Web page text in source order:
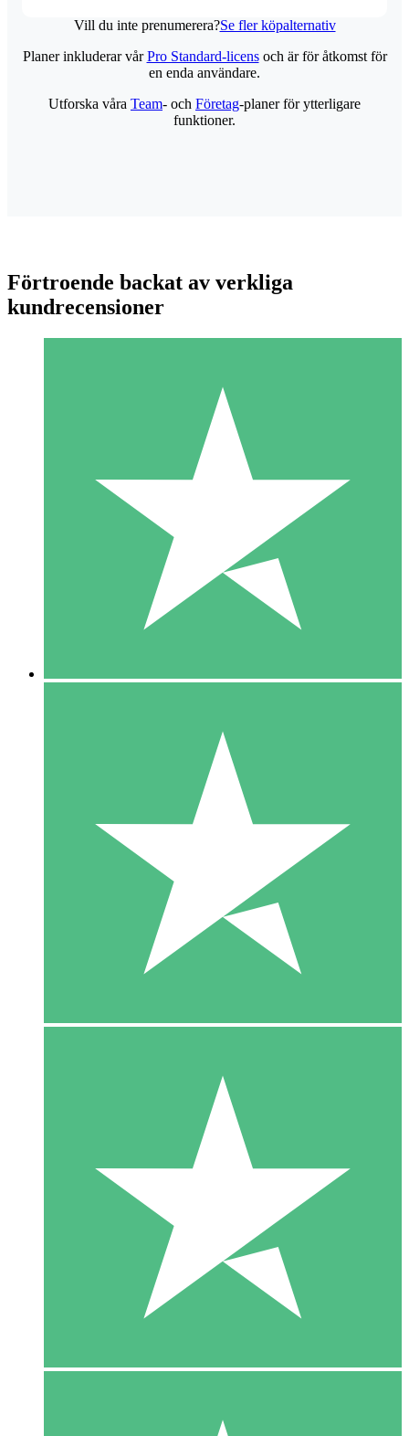
Vill du inte prenumerera?Se fler köpalternativ
Individuella Kreditpaket
Betala per användning med nedladdningskrediter. Inget
1 Nedladdningar
10 00
10 Nedladdningar
20 00
Planer inkluderar vårPro Standard-licensoch är för åtkomst för
en enda användare.
Utforska våra Team- och Företag-planer för ytterligare
funktioner.
Förtroende backat av verkliga
kundrecensioner